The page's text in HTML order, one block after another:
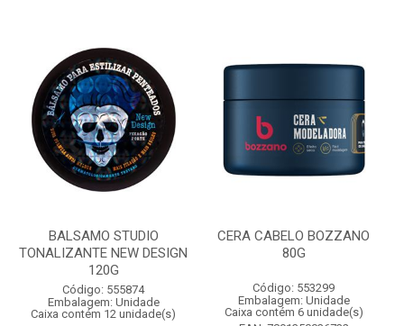
BALSAMO STUDIO
TONALIZANTE NEW DESIGN
120G
Código: 555874
Embalagem: Unidade
Caixa contém 12 unidade(s)
CERA CABELO BOZZANO
80G
Código: 553299
Embalagem: Unidade
Caixa contém 6 unidade(s)